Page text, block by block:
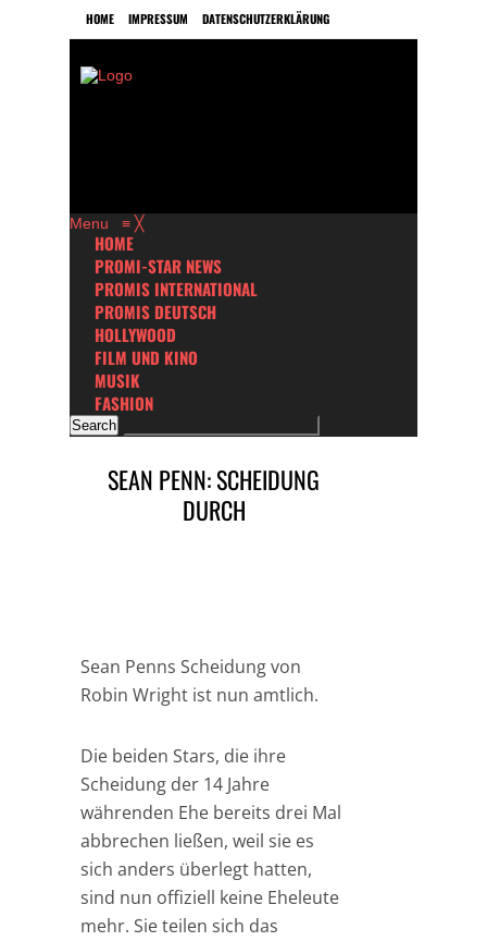
HOME IMPRESSUM DATENSCHUTZERKLÄRUNG
Menu ≡ ╳
HOME
PROMI-STAR NEWS
PROMIS INTERNATIONAL
PROMIS DEUTSCH
HOLLYWOOD
FILM UND KINO
MUSIK
FASHION
SEAN PENN: SCHEIDUNG
DURCH
Sean Penns Scheidung von
Robin Wright ist nun amtlich.
Die beiden Stars, die ihre
Scheidung der 14 Jahre
währenden Ehe bereits drei Mal
abbrechen ließen, weil sie es
sich anders überlegt hatten,
sind nun offiziell keine Eheleute
mehr. Sie teilen sich das